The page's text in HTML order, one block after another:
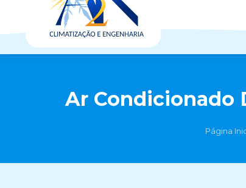
Ar Condicionado
Página